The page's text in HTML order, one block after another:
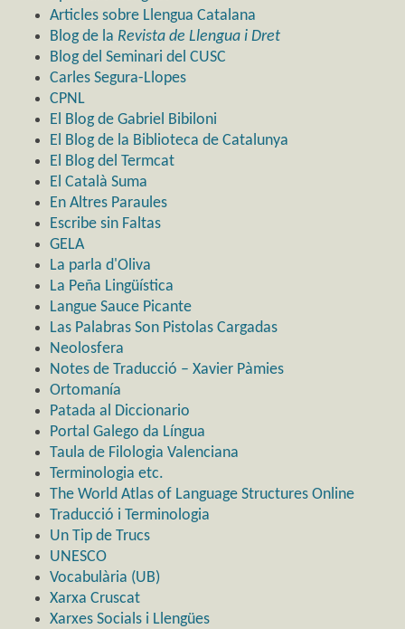
Articles sobre Llengua Catalana
Blog de la Revista de Llengua i Dret
Blog del Seminari del CUSC
Carles Segura-Llopes
CPNL
El Blog de Gabriel Bibiloni
El Blog de la Biblioteca de Catalunya
El Blog del Termcat
El Català Suma
En Altres Paraules
Escribe sin Faltas
GELA
La parla d'Oliva
La Peña Lingüística
Langue Sauce Picante
Las Palabras Son Pistolas Cargadas
Neolosfera
Notes de Traducció – Xavier Pàmies
Ortomanía
Patada al Diccionario
Portal Galego da Língua
Taula de Filologia Valenciana
Terminologia etc.
The World Atlas of Language Structures Online
Traducció i Terminologia
Un Tip de Trucs
UNESCO
Vocabulària (UB)
Xarxa Cruscat
Xarxes Socials i Llengües